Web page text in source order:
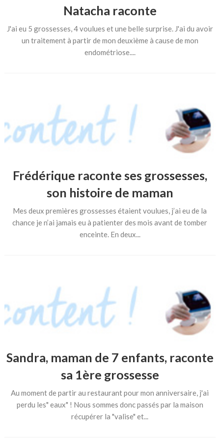
Natacha raconte
J'ai eu 5 grossesses, 4 voulues et une belle surprise. J'ai du avoir
un traitement à partir de mon deuxième à cause de mon
endométriose....
Frédérique raconte ses grossesses,
son histoire de maman
Mes deux premières grossesses étaient voulues, j’ai eu de la
chance je n’ai jamais eu à patienter des mois avant de tomber
enceinte. En deux...
Sandra, maman de 7 enfants, raconte
sa 1ère grossesse
Au moment de partir au restaurant pour mon anniversaire, j'ai
perdu les" eaux" ! Nous sommes donc passés par la maison
récupérer la "valise" et...